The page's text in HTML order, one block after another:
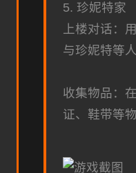
5. 珍妮特家
上楼对话：
与珍妮特等人
收集物品：
证、鞋带等物